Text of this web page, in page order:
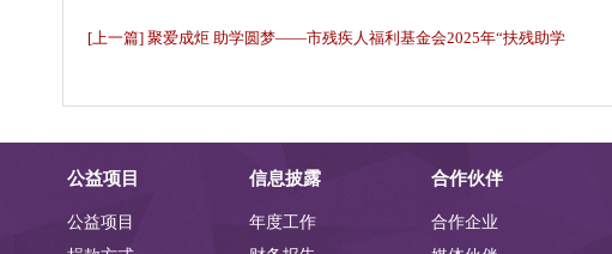
[上一篇] 聚爱成炬 助学圆梦——市残疾人福利基金会2025年“扶残助学
公益项目
公益项目
信息披露
年度工作
合作伙伴
合作企业